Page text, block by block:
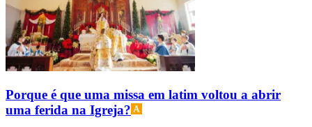
Porque é que uma missa em latim voltou a abrir
uma ferida na Igreja?